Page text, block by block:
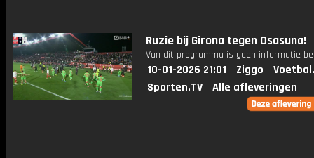
Ruzie bij Girona tegen Osasuna!
Van dit programma is geen informatie
10-01-2026 21:01 Ziggo
Sporten.TV
Alle afleveringen